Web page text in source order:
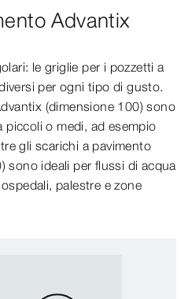
Advantix
le griglie per i pozzetti a
per ogni tipo di gusto.
(dimensione 100) sono
piccoli o medi, ad esempio
gli scarichi a pavimento
sono ideali per flussi di acqua
palestre e zone